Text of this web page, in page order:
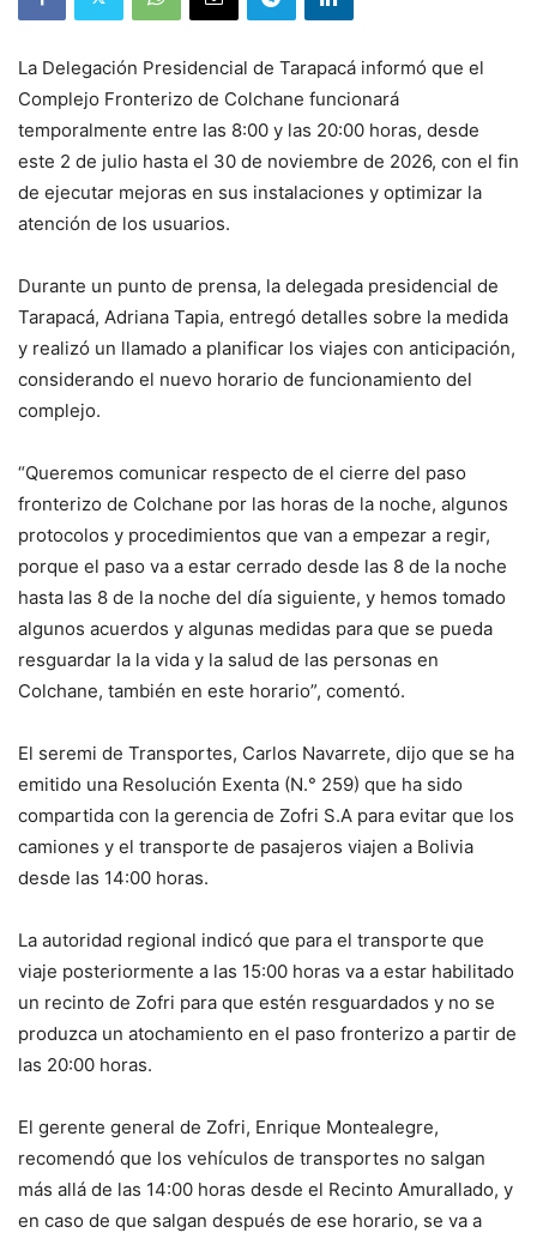
La Delegación Presidencial de Tarapacá informó que el
Complejo Fronterizo de Colchane funcionará
temporalmente entre las 8:00 y las 20:00 horas, desde
este 2 de julio hasta el 30 de noviembre de 2026, con el fin
de ejecutar mejoras en sus instalaciones y optimizar la
atención de los usuarios.
Durante un punto de prensa, la delegada presidencial de
Tarapacá, Adriana Tapia, entregó detalles sobre la medida
y realizó un llamado a planificar los viajes con anticipación,
considerando el nuevo horario de funcionamiento del
complejo.
“Queremos comunicar respecto de el cierre del paso
fronterizo de Colchane por las horas de la noche, algunos
protocolos y procedimientos que van a empezar a regir,
porque el paso va a estar cerrado desde las 8 de la noche
hasta las 8 de la noche del día siguiente, y hemos tomado
algunos acuerdos y algunas medidas para que se pueda
resguardar la la vida y la salud de las personas en
Colchane, también en este horario”, comentó.
El seremi de Transportes, Carlos Navarrete, dijo que se ha
emitido una Resolución Exenta (N.° 259) que ha sido
compartida con la gerencia de Zofri S.A para evitar que los
camiones y el transporte de pasajeros viajen a Bolivia
desde las 14:00 horas.
La autoridad regional indicó que para el transporte que
viaje posteriormente a las 15:00 horas va a estar habilitado
un recinto de Zofri para que estén resguardados y no se
produzca un atochamiento en el paso fronterizo a partir de
las 20:00 horas.
El gerente general de Zofri, Enrique Montealegre,
recomendó que los vehículos de transportes no salgan
más allá de las 14:00 horas desde el Recinto Amurallado, y
en caso de que salgan después de ese horario, se va a